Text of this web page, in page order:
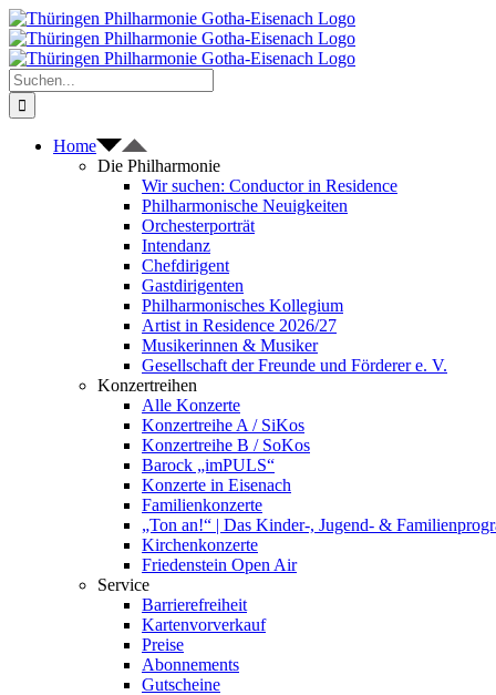
Zum
Inhalt
springen
Suche
nach:
Home
Die Philharmonie
Wir suchen: Conductor in Residence
Philharmonische Neuigkeiten
Orchesterporträt
Intendanz
Chefdirigent
Gastdirigenten
Philharmonisches Kollegium
Artist in Residence 2026/27
Musikerinnen & Musiker
Gesellschaft der Freunde und Förderer e. V.
Konzertreihen
Alle Konzerte
Konzertreihe A / SiKos
Konzertreihe B / SoKos
Barock „imPULS“
Konzerte in Eisenach
Familienkonzerte
„Ton an!“ | Das Kinder-, Jugend- &
Kirchenkonzerte
Friedenstein Open Air
Service
Barrierefreiheit
Kartenvorverkauf
Preise
Abonnements
Gutscheine